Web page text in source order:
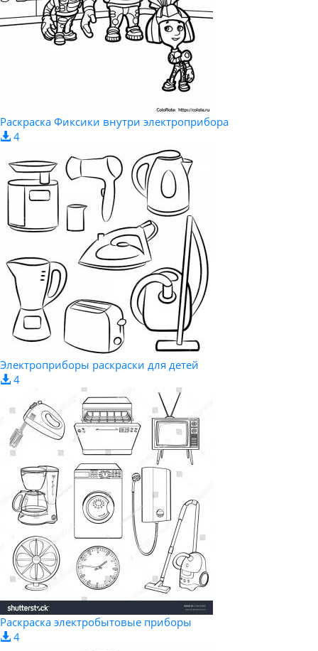
Раскраска Фиксики внутри электроприбора
4
Электроприборы раскраски для детей
4
Раскраска электробытовые приборы
4